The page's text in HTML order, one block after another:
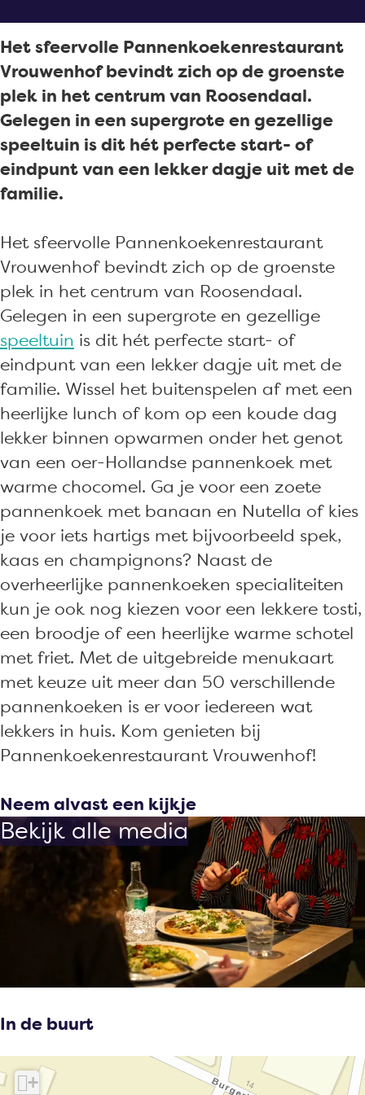
n
k
o
e
k
e
r
e
s
t
a
u
r
a
n
t
V
r
o
u
w
e
n
h
o
f
n
e
n
k
o
e
n
-
r
e
s
t
a
u
r
n
t
V
r
o
u
w
e
n
h
o
f
n
n
e
n
k
o
e
n
-
r
e
s
t
a
u
a
n
t
V
r
o
u
w
e
n
h
o
n
k
o
e
k
e
r
e
s
t
a
u
r
a
n
t
V
r
o
u
w
e
n
h
o
f
a
n
n
e
n
k
k
e
n
-
r
e
s
t
a
u
r
a
n
t
V
r
o
u
w
e
n
h
f
Het sfeervolle Pannenkoekenrestaurant
Vrouwenhof bevindt zich op de groenste
plek in het centrum van Roosendaal.
Gelegen in een supergrote en gezellige
speeltuin is dit hét perfecte start- of
eindpunt van een lekker dagje uit met de
familie.
Het sfeervolle Pannenkoekenrestaurant
Vrouwenhof bevindt zich op de groenste
plek in het centrum van Roosendaal.
Gelegen in een supergrote en gezellige
speeltuin is dit hét perfecte start- of
eindpunt van een lekker dagje uit met de
familie. Wissel het buitenspelen af met een
heerlijke lunch of kom op een koude dag
lekker binnen opwarmen onder het genot
van een oer-Hollandse pannenkoek met
warme chocomel. Ga je voor een zoete
pannenkoek met banaan en Nutella of kies
je voor iets hartigs met bijvoorbeeld spek,
kaas en champignons? Naast de
overheerlijke pannenkoeken specialiteiten
kun je ook nog kiezen voor een lekkere tosti,
een broodje of een heerlijke warme schotel
met friet. Met de uitgebreide menukaart
met keuze uit meer dan 50 verschillende
pannenkoeken is er voor iedereen wat
lekkers in huis. Kom genieten bij
Pannenkoekenrestaurant Vrouwenhof!
Neem alvast een kijkje
Bekijk alle media
In de buurt
+